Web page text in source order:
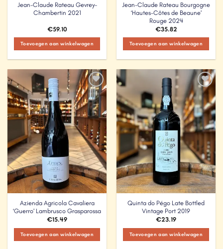
Jean-Claude Rateau Gevrey-
Chambertin 2021
€59.10
Toevoegen aan winkelwagen
Jean-Claude Rateau Bourgogne
‘Hautes-Côtes de Beaune’
Rouge 2024
€35.82
Toevoegen aan winkelwagen
Add to
Wishlist
Azienda Agricola Cavaliera
‘Guerro’ Lambrusco Grasparossa
€15.49
Toevoegen aan winkelwagen
Add to
Wishlist
Quinta do Pégo Late Bottled
Vintage Port 2019
€23.19
Toevoegen aan winkelwagen